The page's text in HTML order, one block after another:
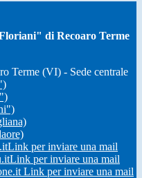
di Recoaro Terme
Terme (VI) - Sede centrale
Link per inviare una mail
Link per inviare una mail
Link per inviare una mail